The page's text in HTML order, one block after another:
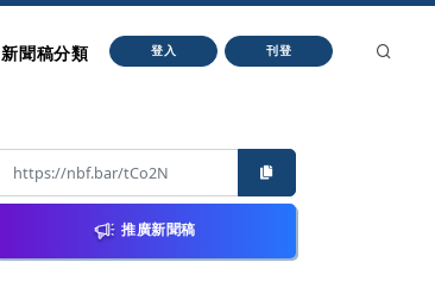
新聞稿分類 登入 刊登
推廣新聞稿